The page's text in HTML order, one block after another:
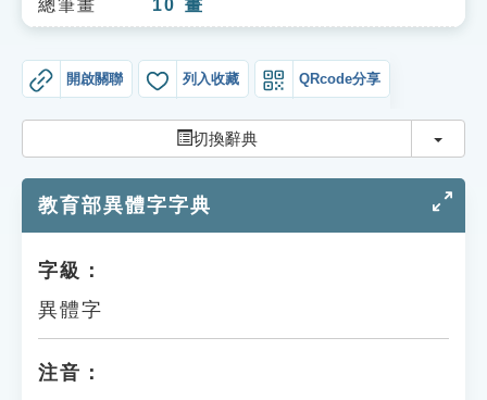
單字索引
貓頭鷹博士
總筆畫 10 畫
開啟關聯 列入收藏 QRcode分享
切換辭典 切換
教育部異體字字典
字級：
異體字
注音：